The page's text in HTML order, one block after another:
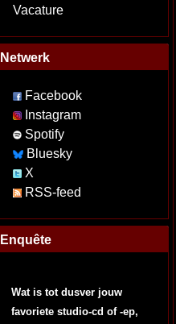
Vacature
Netwerk
Facebook
Instagram
Spotify
Bluesky
X
RSS-feed
Enquête
Wat is tot dusver jouw
favoriete studio-cd of -ep,